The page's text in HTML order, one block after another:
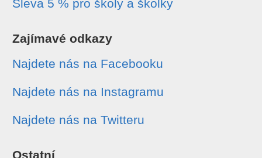
Sleva 5 % pro školy a školky
Zajímavé odkazy
Najdete nás na Facebooku
Najdete nás na Instagramu
Najdete nás na Twitteru
Ostatní